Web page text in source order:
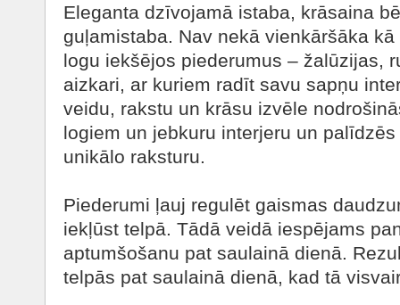
Eleganta dzīvojamā istaba, krāsaina
guļamistaba. Nav nekā vienkāršāka
logu iekšējos piederumus – žalūzijas,
aizkari, ar kuriem radīt savu sapņu
veidu, rakstu un krāsu izvēle
logiem un jebkuru interjeru un
unikālo raksturu.
Piederumi ļauj regulēt gaismas
iekļūst telpā. Tādā veidā iespējams
aptumšošanu pat saulainā dienā.
telpās pat saulainā dienā, kad tā